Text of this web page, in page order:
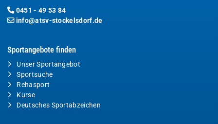
0451 - 49 53 84
info@atsv-stockelsdorf.de
Sportangebote finden
Unser Sportangebot
Sportsuche
Rehasport
Kurse
Deutsches Sportabzeichen